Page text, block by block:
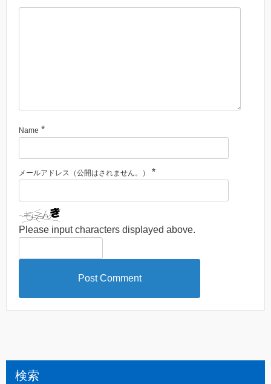
Name *
メールアドレス（公開はされません。） *
Please input characters displayed above.
検索